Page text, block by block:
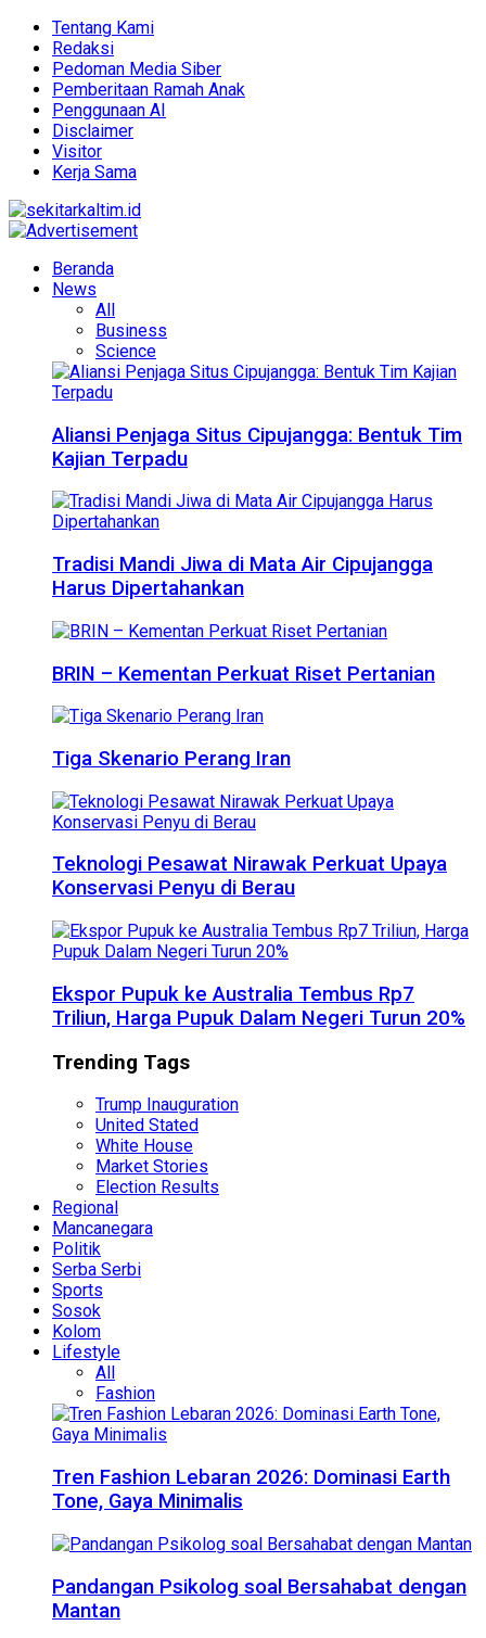
Tentang Kami
Redaksi
Pedoman Media Siber
Pemberitaan Ramah Anak
Penggunaan AI
Disclaimer
Visitor
Kerja Sama
Beranda
News
All
Business
Science
Aliansi Penjaga Situs Cipujangga: Bentuk Tim
Kajian Terpadu
Tradisi Mandi Jiwa di Mata Air Cipujangga
Harus Dipertahankan
BRIN – Kementan Perkuat Riset Pertanian
Tiga Skenario Perang Iran
Teknologi Pesawat Nirawak Perkuat Upaya
Konservasi Penyu di Berau
Ekspor Pupuk ke Australia Tembus Rp7
Triliun, Harga Pupuk Dalam Negeri Turun 20%
Trending Tags
Trump Inauguration
United Stated
White House
Market Stories
Election Results
Regional
Mancanegara
Politik
Serba Serbi
Sports
Sosok
Kolom
Lifestyle
All
Fashion
Tren Fashion Lebaran 2026: Dominasi Earth
Tone, Gaya Minimalis
Pandangan Psikolog soal Bersahabat dengan
Mantan